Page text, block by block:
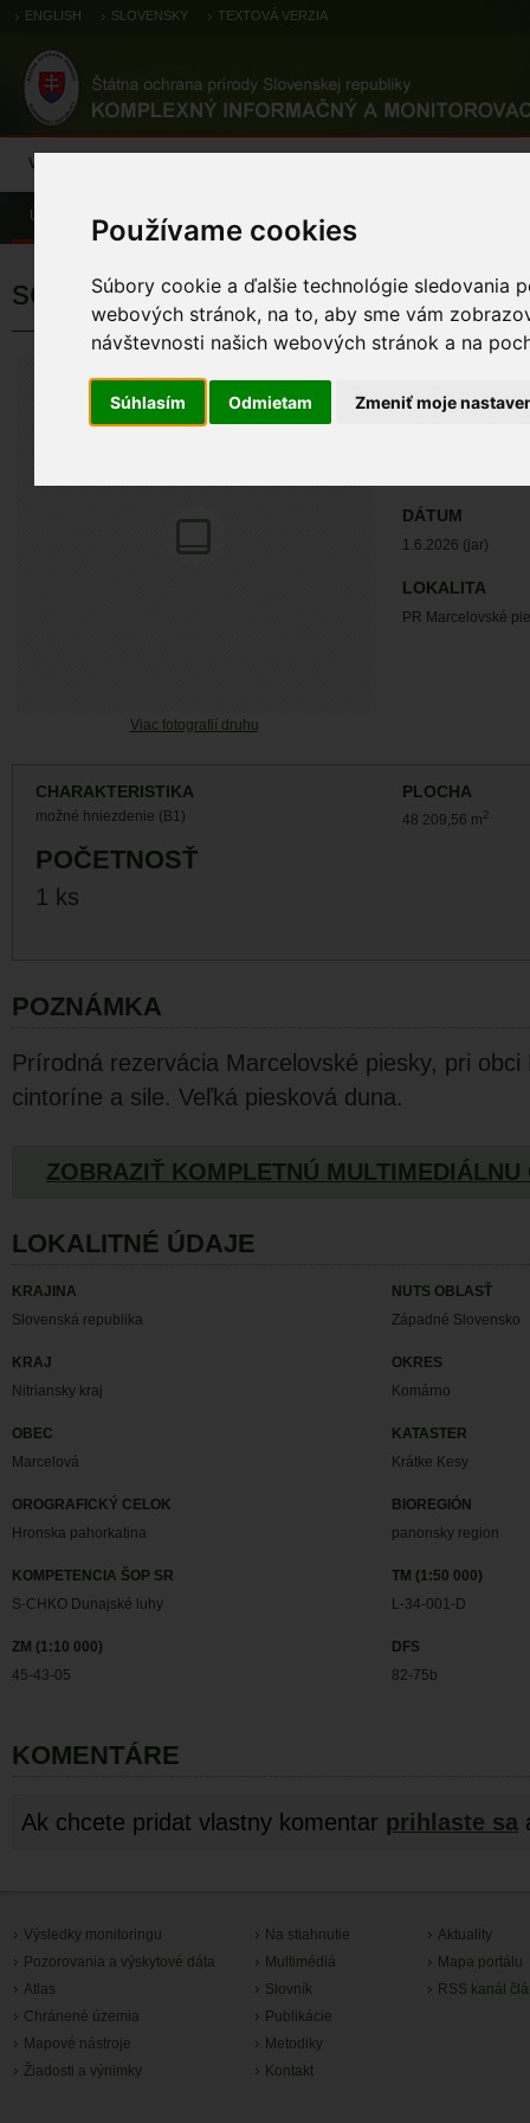
Používame cookies
Súbory cookie a ďalšie technológie sledovania
webových stránok, na to, aby sme vám
návštevnosti našich webových stránok a na
Súhlasím Odmietam Zmeniť moje
ENGLISH SLOVENSKY TEXTOVÁ VERZIA
Výsledky monitoringu
Úvod Pozorovania a výskytové dáta
sokol myšiar
Viac fotografií druhu
Falco tinnunculus
DÁTUM
1.6.2026 (jar)
LOKALITA
PR Marcelovské
CHARAKTERISTIKA
možné hniezdenie (B1)
PLOCHA
48 209,56 m2
POČETNOSŤ
1 ks
POZNÁMKA
Prírodná rezervácia Marcelovské piesky, pri obci
cintoríne a sile. Veľká piesková duna.
ZOBRAZIŤ KOMPLETNÚ MULTIMEDIÁLNU
LOKALITNÉ ÚDAJE
KRAJINA
Slovenská republika
NUTS OBLASŤ
Západné Slovensko
KRAJ
Nitriansky kraj
OKRES
Komárno
OBEC
Marcelová
KATASTER
Krátke Kesy
OROGRAFICKÝ CELOK
Hronska pahorkatina
BIOREGIÓN
panonsky region
KOMPETENCIA ŠOP SR
S-CHKO Dunajské luhy
TM (1:50 000)
L-34-001-D
ZM (1:10 000)
45-43-05
DFS
82-75b
KOMENTÁRE
Ak chcete pridat vlastny komentar prihlaste sa
Výsledky monitoringu
Pozorovania a výskytové dáta
Atlas
Chránené územia
Mapové nástroje
Žiadosti a výnimky
Na stiahnutie
Multimédiá
Slovník
Publikácie
Metodiky
Kontakt
Aktuality
Mapa portálu
RSS kanál